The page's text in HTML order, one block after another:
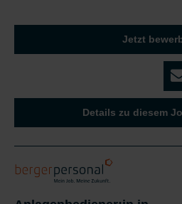
Jetzt
Details zu diesem